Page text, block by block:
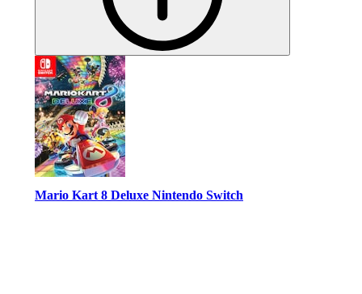
Mario Kart 8 Deluxe Nintendo Switch